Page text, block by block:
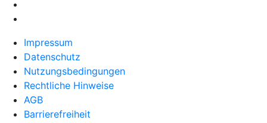
Impressum
Datenschutz
Nutzungsbedingungen
Rechtliche Hinweise
AGB
Barrierefreiheit